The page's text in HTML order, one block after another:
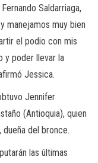
Saldarriaga,
manejamos muy bien
el podio con mis
y poder llevar la
Jessica.
Jennifer
(Antioquia), quien
dueña del bronce.
las últimas